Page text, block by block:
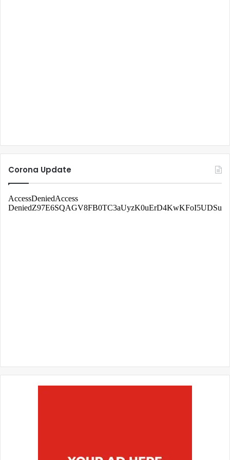
Corona Update